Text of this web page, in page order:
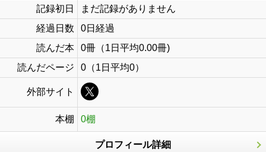
記録初日
まだ記録がありません
経過日数
0日経過
読んだ本
0冊（1日平均0.00冊)
読んだページ
0（1日平均0）
外部サイト
本棚 0棚
プロフィール詳細